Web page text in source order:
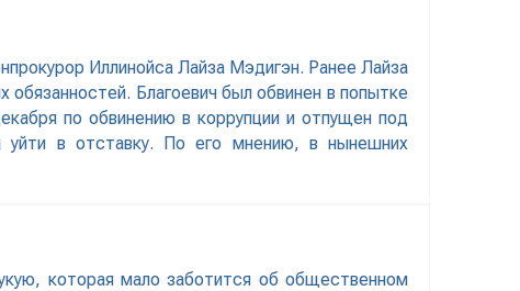
Иллинойса Лайза Мэдигэн. Ранее Лайза
обязанностей. Благоевич был обвинен в попытке
по обвинению в коррупции и отпущен под
уйти в отставку. По его мнению, в нынешних
которая мало заботится об общественном